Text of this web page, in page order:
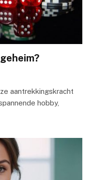
aantrekkingskracht
hobby,